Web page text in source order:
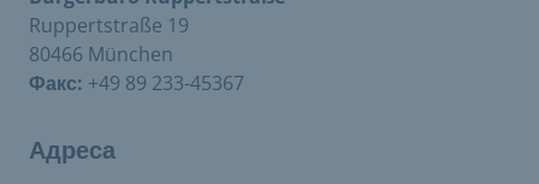
Ruppertstraße 19
80466 München
Факс: +49 89 233-45367
Адреса